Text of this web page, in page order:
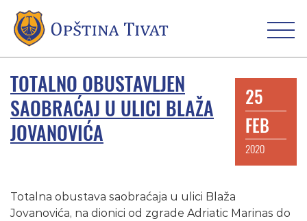
TOTALNO OBUSTAVLJEN
SAOBRAĆAJ U ULICI BLAŽA
JOVANOVIĆA
25
FEB
2020
Totalna obustava saobraćaja u ulici Blaža
Jovanovića, na dionici od zgrade Adriatic Marinas do